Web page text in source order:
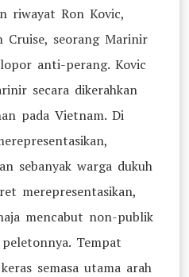
riwayat Ron Kovic,
Cruise, seorang Marinir
anti-perang. Kovic
secara dikerahkan
pada Vietnam. Di
sebanyak warga dukuh
merepresentasikan,
mencabut non-publik
Tempat
semasa utama arah